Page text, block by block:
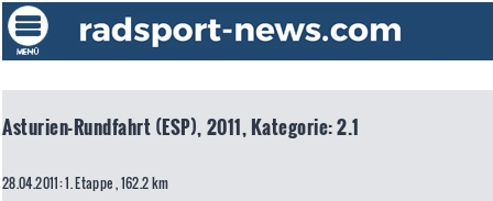
Asturien-Rundfahrt (ESP), 2011, Kategorie: 2.1
28.04.2011: 1. Etappe , 162.2 km